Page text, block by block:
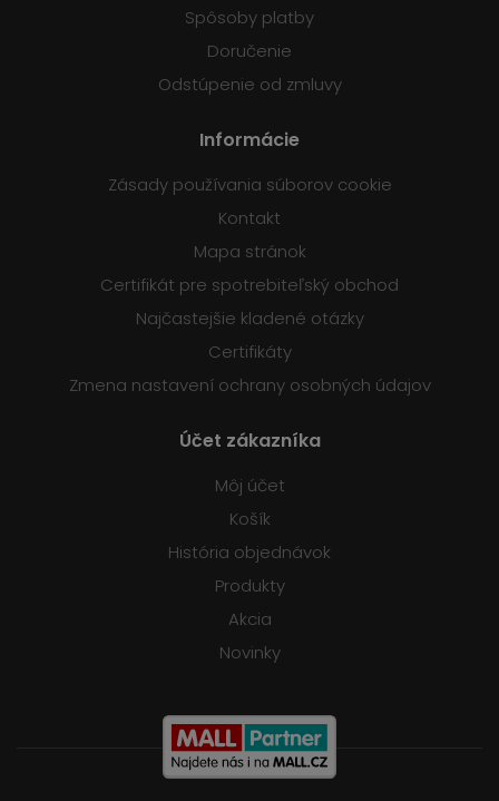
Spôsoby platby
Doručenie
Odstúpenie od zmluvy
Informácie
Zásady používania súborov cookie
Kontakt
Mapa stránok
Certifikát pre spotrebiteľský obchod
Najčastejšie kladené otázky
Certifikáty
Zmena nastavení ochrany osobných údajov
Účet zákazníka
Môj účet
Košík
História objednávok
Produkty
Akcia
Novinky